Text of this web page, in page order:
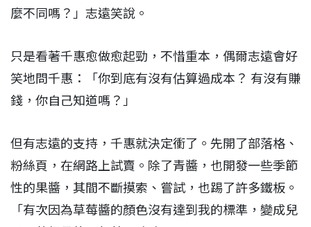
麼不同嗎？」志遠笑說。
只是看著千惠愈做愈起勁，不惜重本，偶爾志遠會好
笑地問千惠：「你到底有沒有估算過成本？ 有沒有賺
錢，你自己知道嗎？」
但有志遠的支持，千惠就決定衝了。先開了部落格、
粉絲頁，在網路上試賣。除了青醬，也開發一些季節
性的果醬，其間不斷摸索、嘗試，也踢了許多鐵板。
「有次因為草莓醬的顏色沒有達到我的標準，變成兒